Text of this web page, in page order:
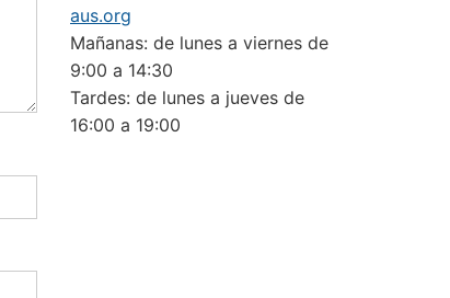
aus.org
Mañanas: de lunes a viernes de
9:00 a 14:30
Tardes: de lunes a jueves de
16:00 a 19:00